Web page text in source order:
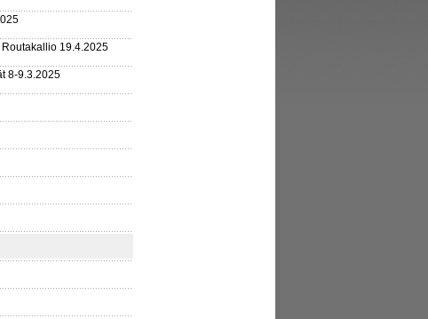
19.4.2025
8-9.3.2025